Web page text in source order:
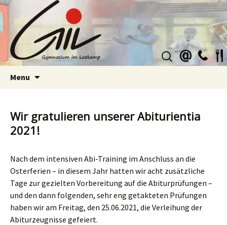
Suchen
nach:
Menu
Wir gratulieren unserer Abiturientia
2021!
Nach dem intensiven Abi-Training im Anschluss an die
Osterferien – in diesem Jahr hatten wir acht zusätzliche
Tage zur gezielten Vorbereitung auf die Abiturprüfungen –
und den dann folgenden, sehr eng getakteten Prüfungen
haben wir am Freitag, den 25.06.2021, die Verleihung der
Abiturzeugnisse gefeiert.